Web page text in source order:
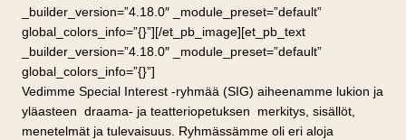
_builder_version=”4.18.0″ _module_preset=”default”
global_colors_info=”{}”][/et_pb_image][et_pb_text
_builder_version=”4.18.0″ _module_preset=”default”
global_colors_info=”{}”]
Vedimme Special Interest -ryhmää (SIG) aiheenamme lukion ja
yläasteen draama- ja teatteriopetuksen merkitys, sisällöt,
menetelmät ja tulevaisuus. Ryhmässämme oli eri aloja